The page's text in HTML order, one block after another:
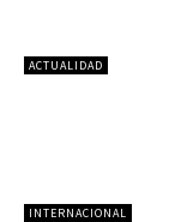
ACTUALIDAD
INTERNACIONAL